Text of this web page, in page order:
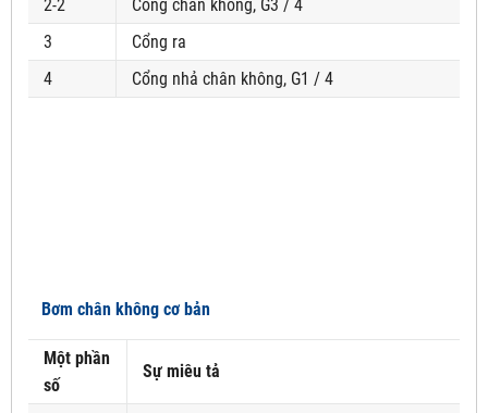
2-2
Cổng chân không, G3 / 4
3
Cổng ra
4
Cổng nhả chân không, G1 / 4
Bơm chân không cơ bản
Một phần
số
Sự miêu tả